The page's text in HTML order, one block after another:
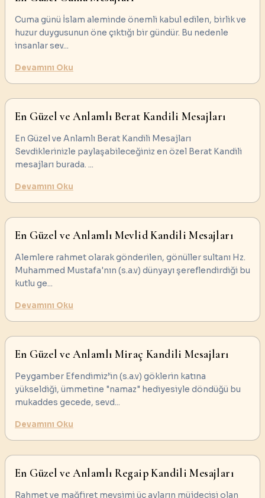
Cuma günü İslam aleminde önemli kabul edilen, birlik ve
huzur duygusunun öne çıktığı bir gündür. Bu nedenle
insanlar sev...
Devamını Oku
En Güzel ve Anlamlı Berat Kandili Mesajları
En Güzel ve Anlamlı Berat Kandili Mesajları
Sevdiklerinizle paylaşabileceğiniz en özel Berat Kandili
mesajları burada. ...
Devamını Oku
En Güzel ve Anlamlı Mevlid Kandili Mesajları
Alemlere rahmet olarak gönderilen, gönüller sultanı Hz.
Muhammed Mustafa'nın (s.a.v) dünyayı şereflendirdiği bu
kutlu ge...
Devamını Oku
En Güzel ve Anlamlı Miraç Kandili Mesajları
Peygamber Efendimiz’in (s.a.v) göklerin katına
yükseldiği, ümmetine "namaz" hediyesiyle döndüğü bu
mukaddes gecede, sevd...
Devamını Oku
En Güzel ve Anlamlı Regaip Kandili Mesajları
Rahmet ve mağfiret mevsimi üç ayların müjdecisi olan